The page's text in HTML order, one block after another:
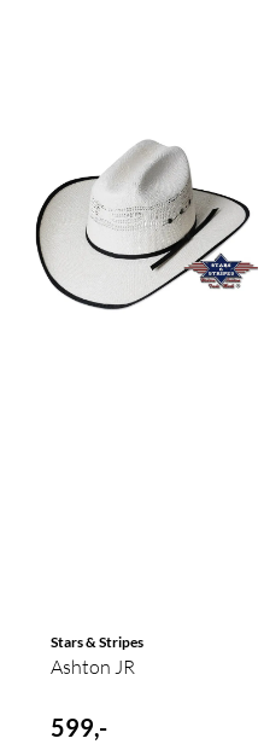
Stars & Stripes
Ashton JR
599,-